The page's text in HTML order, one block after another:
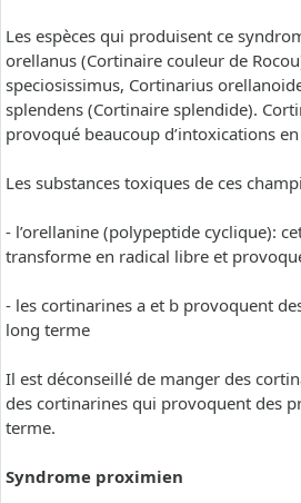
Les espèces qui produisent ce
orellanus (Cortinaire couleur de
speciosissimus, Cortinarius
splendens (Cortinaire splendide).
provoqué beaucoup d’intoxications
Les substances toxiques de ces
- l’orellanine (polypeptide cyclique):
transforme en radical libre et
- les cortinarines a et b provoquent
long terme
Il est déconseillé de manger des
des cortinarines qui provoquent des
terme.
Syndrome proximien